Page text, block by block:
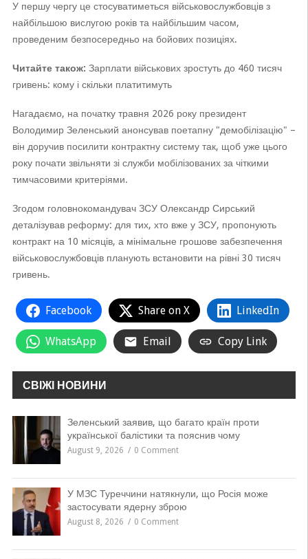
У першу чергу це стосуватиметься військовослужбовців з
найбільшою вислугою років та найбільшим часом,
проведеним безпосередньо на бойових позиціях.
Читайте також: Зарплати військових зростуть до 460 тисяч
гривень: кому і скільки платитимуть
Нагадаємо, на початку травня 2026 року президент
Володимир Зеленський анонсував поетапну "демобілізацію" –
він доручив посилити контрактну систему так, щоб уже цього
року почати звільняти зі служби мобілізованих за чіткими
тимчасовими критеріями.
Згодом головнокомандувач ЗСУ Олександр Сирський
деталізував реформу: для тих, хто вже у ЗСУ, пропонують
контракт на 10 місяців, а мінімальне грошове забезпечення
військовослужбовців планують встановити на рівні 30 тисяч
гривень.
Facebook Share on X LinkedIn
WhatsApp Email Copy Link
СВІЖІ НОВИНИ
Зеленський заявив, що багато країн проти
української балістики та пояснив чому
August 9, 2026 0 Comment
У МЗС Туреччини натякнули, що Росія може
застосувати ядерну зброю
August 8, 2026 0 Comment